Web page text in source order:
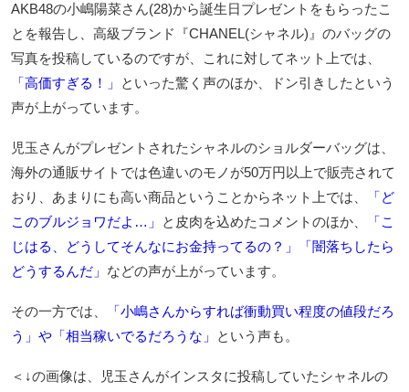
AKB48の小嶋陽菜さん(28)から誕生日プレゼントをもらったこ
とを報告し、高級ブランド『CHANEL(シャネル)』のバッグの
写真を投稿しているのですが、これに対してネット上では、
「高価すぎる！」
といった驚く声のほか、ドン引きしたという
声が上がっています。
児玉さんがプレゼントされたシャネルのショルダーバッグは、
海外の通販サイトでは色違いのモノが50万円以上で販売されて
おり、あまりにも高い商品ということからネット上では、
「ど
このブルジョワだよ…」
と皮肉を込めたコメントのほか、
「こ
じはる、どうしてそんなにお金持ってるの？」「闇落ちしたら
どうするんだ」 などの声が上がっています。
その一方では、
「小嶋さんからすれば衝動買い程度の値段だろ
う」や「相当稼いでるだろうな」
という声も。
＜↓の画像は、児玉さんがインスタに投稿していたシャネルの